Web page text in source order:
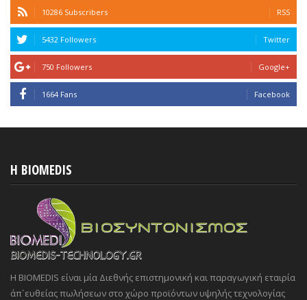
10286 Subscribers RSS
5432 Followers Twitter
750 Followers Google+
1664 Fans Facebook
H BIOMEDIS
Η BIOMEDIS είναι μία Διεθνής επιστημονική και παραγωγική εταιρία
άπ`ευθείας πωλήσεων στο χώρο προϊόντων υψηλής τεχνολογίας